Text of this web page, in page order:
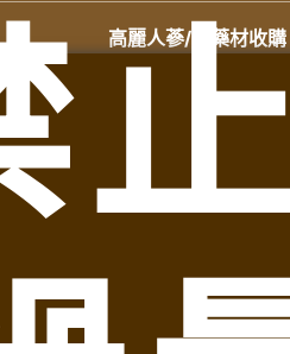
高麗人蔘/中藥材收購